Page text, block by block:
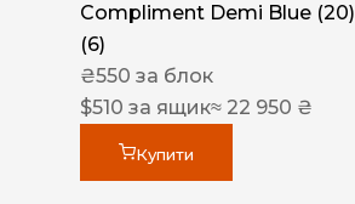
Compliment Demi Blue (20)
(6)
₴550 за блок
$510 за ящик≈ 22 950 ₴
Купити